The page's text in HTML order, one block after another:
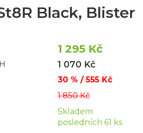
Black, Blister
1 295 Kč
1 070 Kč
30 % / 555 Kč
1 850 Kč
Skladem
posledních 61 ks